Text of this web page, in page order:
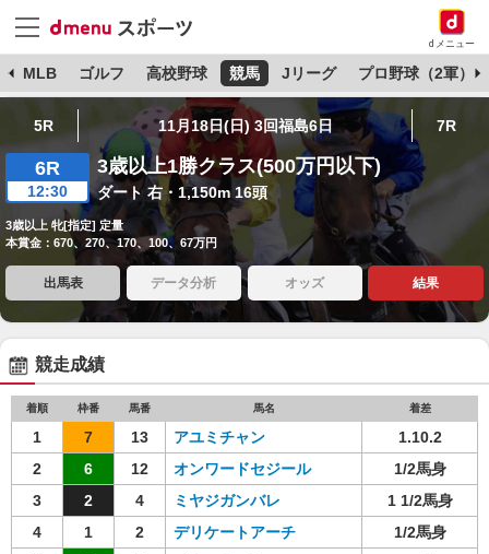
dメニュー
MLB ゴルフ 高校野球 競馬 Jリーグ プロ野球（2軍）
5R 11月18日(日) 3回福島6日 7R
6R
12:30
3歳以上1勝クラス(500万円以下)
ダート 右・1,150m 16頭
3歳以上 牝[指定] 定量
本賞金：670、270、170、100、67万円
出馬表 データ分析 オッズ 結果
競走成績
着順 枠番 馬番 馬名 着差
1 7 13 アユミチャン
1.10.2
2
6 12 オンワードセジール
1/2馬身
3
2 4 ミヤジガンバレ
1 1/2馬身
4
1 2 デリケートアーチ
1/2馬身